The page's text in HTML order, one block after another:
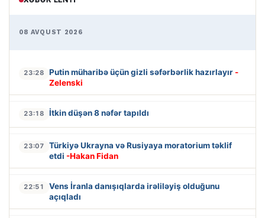
08 AVQUST 2026
23:28 Putin müharibə üçün gizli səfərbərlik hazırlayır -
Zelenski
23:18 İtkin düşən 8 nəfər tapıldı
23:07
Türkiyə Ukrayna və Rusiyaya moratorium təklif
etdi -Hakan Fidan
22:51
Vens İranla danışıqlarda irəliləyiş olduğunu
açıqladı